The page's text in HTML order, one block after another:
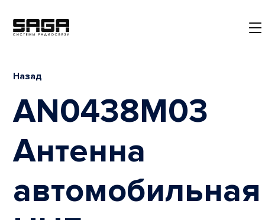
Назад
AN0438M03
Антенна
автомобильная